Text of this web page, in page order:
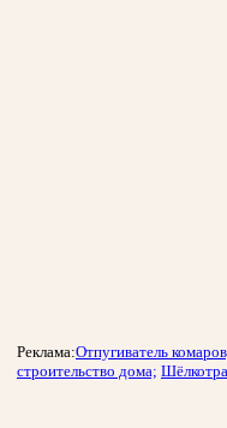
Реклама:Отпугиватель
строительство дома;